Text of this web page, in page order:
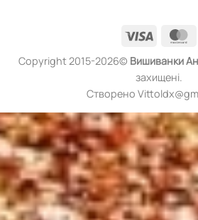
Visa
Copyright 2015-2026© Вишиванки
захищені.
Створено